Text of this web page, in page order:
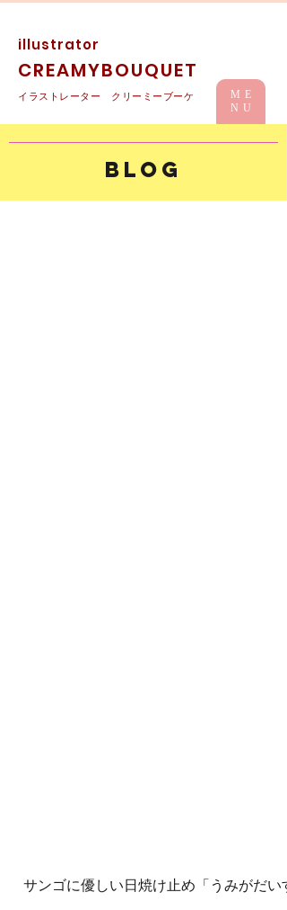
illustrator
CREAMYBOUQUET
イラストレーター クリーミーブーケ
ME
NU
「うみがだいすきなお
サンゴに優しい日焼け止め「うみがだ
BLOG